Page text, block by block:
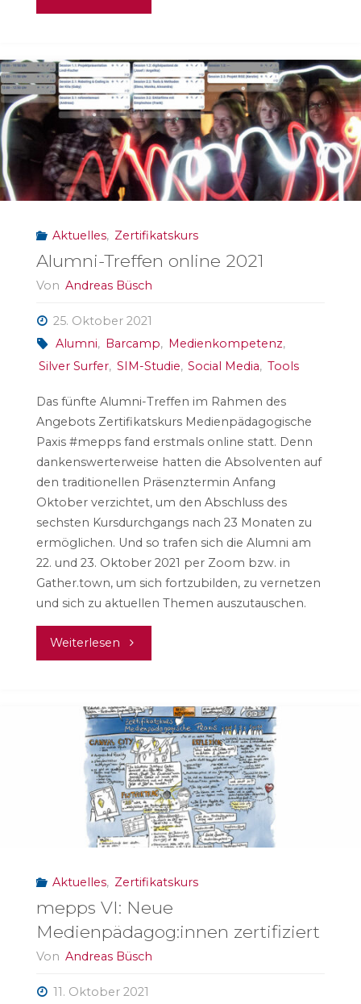
Abschluss
von
#mepps21"
Aktuelles, Zertifikatskurs
Alumni-Treffen online 2021
Von Andreas Büsch
25. Oktober 2021
Alumni, Barcamp, Medienkompetenz,
Silver Surfer, SIM-Studie, Social Media, Tools
Das fünfte Alumni-Treffen im Rahmen des
Angebots Zertifikatskurs Medienpädagogische
Paxis #mepps fand erstmals online statt. Denn
dankenswerterweise hatten die Absolventen auf
den traditionellen Präsenztermin Anfang
Oktober verzichtet, um den Abschluss des
sechsten Kursdurchgangs nach 23 Monaten zu
ermöglichen. Und so trafen sich die Alumni am
22. und 23. Oktober 2021 per Zoom bzw. in
Gather.town, um sich fortzubilden, zu vernetzen
und sich zu aktuellen Themen auszutauschen.
Weiterlesen "Alumni-
online
2021"
Aktuelles, Zertifikatskurs
mepps VI: Neue
Medienpädagog:innen zertifiziert
Von Andreas Büsch
11. Oktober 2021